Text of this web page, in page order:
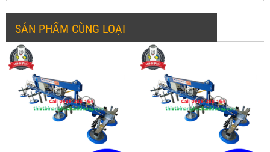
SẢN PHẨM CÙNG LOẠI